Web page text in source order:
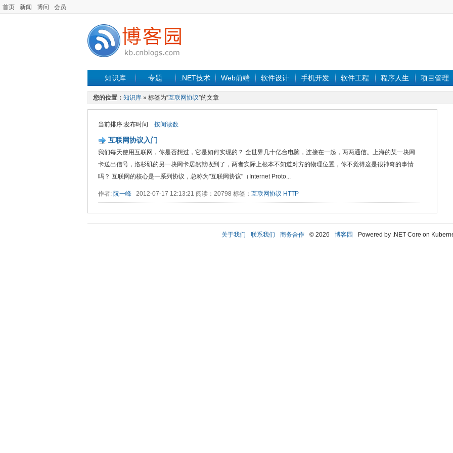
首页 新闻 博问 会员
知识库 专题 .NET技术 Web前端 软件设计 手机开发 软件工程 程序人生 项目管理
您的位置： 知识库 » 标签为“互联网协议”的文章
当前排序:发布时间 按阅读数
互联网协议入门
我们每天使用互联网，你是否想过，它是如何实现的？ 全世界几十亿台电脑，连接在一起，两两通信。上海的某一块网
卡送出信号，洛杉矶的另一块网卡居然就收到了，两者实际上根本不知道对方的物理位置，你不觉得这是很神奇的事情
吗？ 互联网的核心是一系列协议，总称为"互联网协议"（Internet Proto...
作者: 阮一峰 2012-07-17 12:13:21 阅读：20798 标签： 互联网协议 HTTP
关于我们 联系我们 商务合作 © 2026 博客园 Powered by .NET Core on